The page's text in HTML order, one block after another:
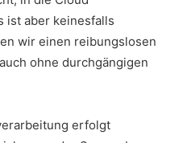
ist aber keinesfalls
wir einen reibungslosen
ohne durchgängigen
erfolgt